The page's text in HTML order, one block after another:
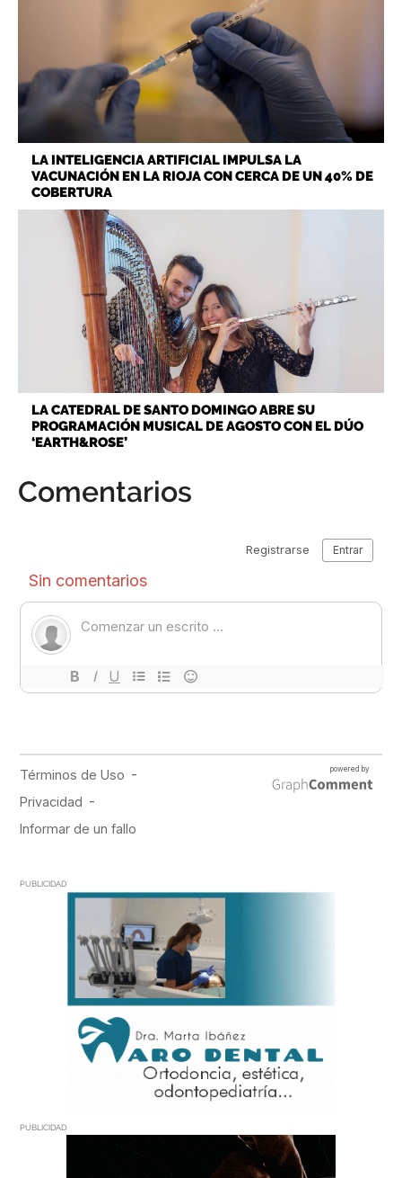
LA INTELIGENCIA ARTIFICIAL IMPULSA LA
VACUNACIÓN EN LA RIOJA CON CERCA DE UN 40% DE
COBERTURA
LA CATEDRAL DE SANTO DOMINGO ABRE SU
PROGRAMACIÓN MUSICAL DE AGOSTO CON EL DÚO
‘EARTH&ROSE’
Comentarios
PUBLICIDAD
PUBLICIDAD